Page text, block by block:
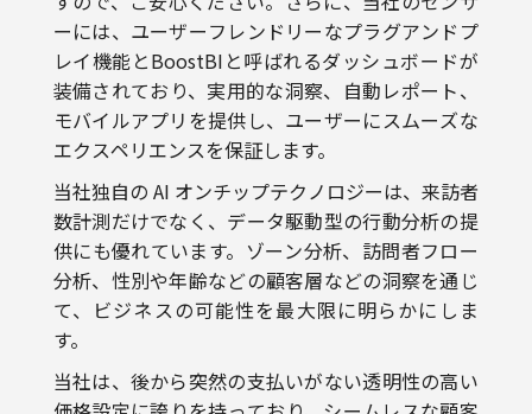
レイ機能とBoostBIと呼ばれるダッシュボードが
装備されており、実用的な洞察、自動レポート、
モバイルアプリを提供し、ユーザーにスムーズな
エクスペリエンスを保証します。
当社独自の AI オンチップテクノロジーは、来訪者
数計測だけでなく、データ駆動型の行動分析の提
供にも優れています。ゾーン分析、訪問者フロー
分析、性別や年齢などの顧客層などの洞察を通じ
て、ビジネスの可能性を最大限に明らかにしま
す。
当社は、後から突然の支払いがない透明性の高い
価格設定に誇りを持っており、シームレスな顧客
体験に揺るぎなく専念しています。